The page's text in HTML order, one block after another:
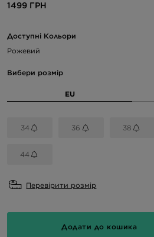
1499 ГРН
Доступні Кольори
Рожевий
Вибери розмір
EU
34 36 38
44
Перевірити розмір
Додати до кошика